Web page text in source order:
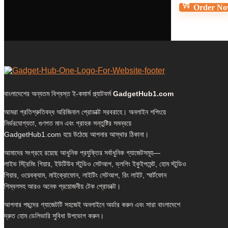
Order
বাংলাদেশের অন্যতম বিশ্বস্ত ই-কমার্স প্ল্যাটফর্মGadgetHub1.com
আমরা প্রতিশ্রুতিবদ্ধ অরিজিনাল প্রোডাক্ট সরবরাহে। অনলাইন শপিংয়ে
নির্ভরযোগ্যতা, গুণগত মান এবং গ্রাহক সন্তুষ্টির সমন্বয়ে
GadgetHub1.com হয়ে উঠেছে আপনার আস্থার ঠিকানা।
আমাদের সংগ্রহে রয়েছে আধুনিক প্রযুক্তির সর্বাধুনিক গ্যাজেটসমূহ—
লাইভ স্ট্রিমিং গিয়ার, ইউটিউব স্টুডিও সেটআপ, ভ্লগিং ইকুইপমেন্ট, হোম স্টুডিও
গিয়ার, ওয়েবক্যাম, মাইক্রোফোন, লাইটিং সেটআপ, রিং লাইট, স্মার্টফোন
গিম্বলসহ আরও অনেক প্রয়োজনীয় টেক প্রোডাক্ট।
আপনার পছন্দের গ্যাজেটটি সহজেই অনলাইনে অর্ডার করুন এবং সারা বাংলাদেশে
দ্রুত হোম ডেলিভারি সুবিধা উপভোগ করুন।